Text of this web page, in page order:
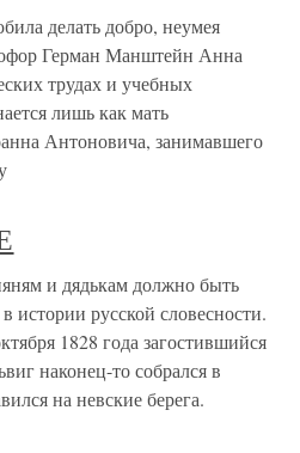
делать добро, неумея
Герман Манштейн Анна
трудах и учебных
лишь как мать
Антоновича, занимавшего
и дядькам должно быть
истории русской словесности.
1828 года загостившийся
наконец-то собрался в
на невские берега.